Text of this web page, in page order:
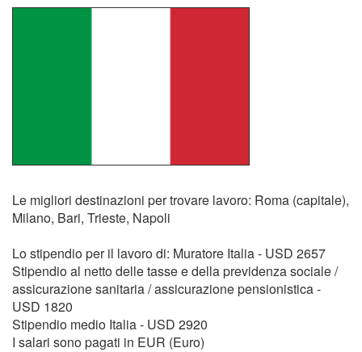
Le migliori destinazioni per trovare lavoro: Roma (capitale),
Milano, Bari, Trieste, Napoli
Lo stipendio per il lavoro di: Muratore Italia - USD 2657
Stipendio al netto delle tasse e della previdenza sociale /
assicurazione sanitaria / assicurazione pensionistica -
USD 1820
Stipendio medio Italia - USD 2920
I salari sono pagati in EUR (Euro)